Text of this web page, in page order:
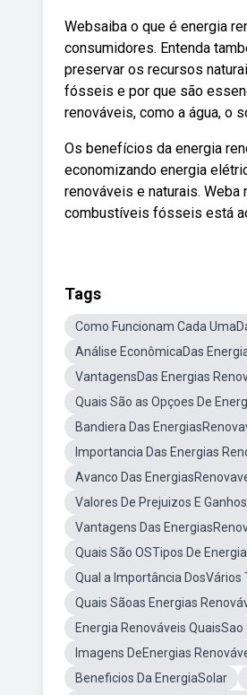
Websaiba o que é energia
consumidores. Entenda
preservar os recursos
fósseis e por que são
renováveis, como a água, o
Os benefícios da energia
economizando energia
renováveis e naturais.
combustíveis fósseis está
Tags
Como Funcionam Cada
Análise EconômicaDas
VantagensDas Energias
Quais São as Opçoes De
Bandiera Das
Importancia Das Energias
Avanco Das
Valores De Prejuizos E
Vantagens Das
Quais São OSTipos De
Qual a Importância DosVários
Quais Sãoas Energias
Energia Renováveis QuaisSao
Imagens DeEnergias
Beneficios Da EnergiaSolar